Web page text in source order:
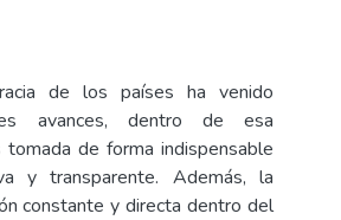
de los países ha venido
avances, dentro de esa
tomada de forma indispensable
y transparente. Además, la
constante y directa dentro del